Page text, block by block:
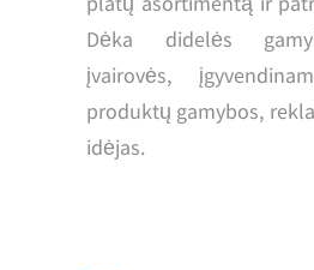
Dėka didelės
įvairovės,
produktų gamybos,
idėjas.